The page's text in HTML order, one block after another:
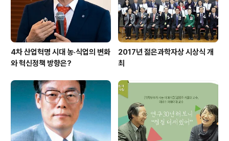
4차 산업혁명 시대 농·식업의 변화
와 혁신정책 방향은?
2017년 젊은과학자상 시상식 개
최